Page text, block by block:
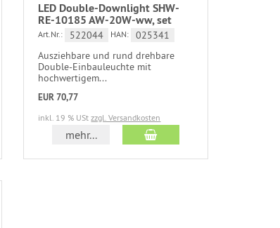
LED Double-Downlight SHW-
RE-10185 AW-20W-ww, set
Art.Nr.: 522044 HAN:
025341
Ausziehbare und rund drehbare
Double-Einbauleuchte mit
hochwertigem...
EUR 70,77
inkl. 19 % UStzzgl. Versandkosten
mehr...